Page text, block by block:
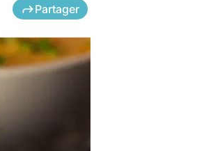
Partager